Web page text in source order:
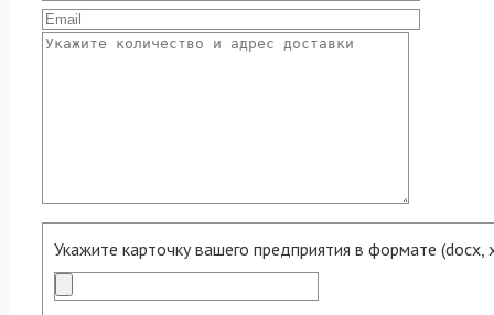
Укажите карточку вашего предприятия в формате (docx,